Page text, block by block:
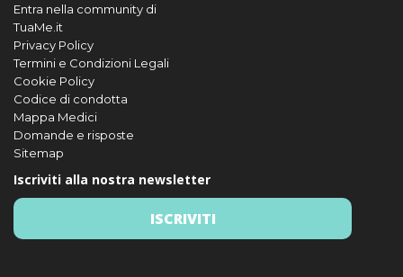
Entra nella community di
TuaMe.it
Privacy Policy
Termini e Condizioni Legali
Cookie Policy
Codice di condotta
Mappa Medici
Domande e risposte
Sitemap
Iscriviti alla nostra newsletter
ISCRIVITI